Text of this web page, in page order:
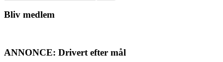
på
sitet
Bliv medlem
ANNONCE: Drivert efter mål